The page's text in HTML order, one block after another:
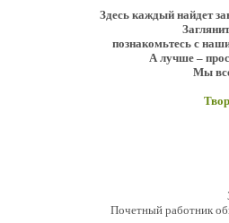
Здесь каждый найдет
познакомьтесь с
А лучше –
Мы
Почетный работник